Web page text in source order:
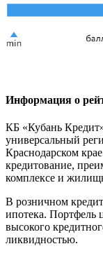
Информация о
КБ «Кубань
универсальный
Краснодарском
кредитование,
комплексе и
В розничном
ипотека. Портфель
высокого
ликвидностью.